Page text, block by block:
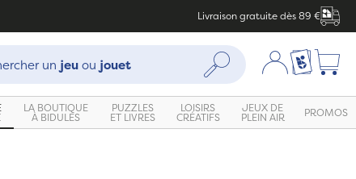
Livraison gratuite dès 89 €
:
un jeuou jouet Rechercher Mon compte
Ma liste
LA BOUTIQUE
À BIDULES
PUZZLES
ET LIVRES
LOISIRS
CRÉATIFS
JEUX DE
PLEIN AIR PROMOS